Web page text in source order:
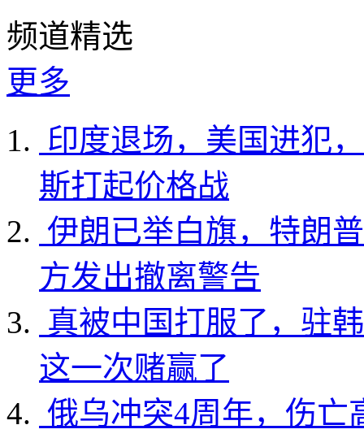
频道精选
更多
印度退场，美国进犯
斯打起价格战
伊朗已举白旗，特朗
方发出撤离警告
真被中国打服了，驻
这一次赌赢了
俄乌冲突4周年，伤亡